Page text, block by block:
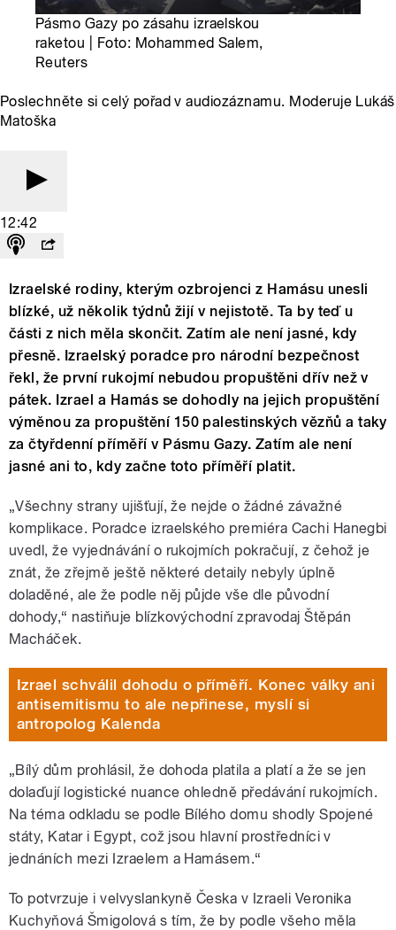
Pásmo Gazy po zásahu izraelskou
raketou | Foto: Mohammed Salem,
Reuters
Poslechněte si celý pořad v audiozáznamu. Moderuje Lukáš
Matoška
12:42
Izraelské rodiny, kterým ozbrojenci z Hamásu unesli
blízké, už několik týdnů žijí v nejistotě. Ta by teď u
části z nich měla skončit. Zatím ale není jasné, kdy
přesně. Izraelský poradce pro národní bezpečnost
řekl, že první rukojmí nebudou propuštěni dřív než v
pátek. Izrael a Hamás se dohodly na jejich propuštění
výměnou za propuštění 150 palestinských vězňů a taky
za čtyřdenní příměří v Pásmu Gazy. Zatím ale není
jasné ani to, kdy začne toto příměří platit.
„Všechny strany ujišťují, že nejde o žádné závažné
komplikace. Poradce izraelského premiéra Cachi Hanegbi
uvedl, že vyjednávání o rukojmích pokračují, z čehož je
znát, že zřejmě ještě některé detaily nebyly úplně
doladěné, ale že podle něj půjde vše dle původní
dohody,“ nastiňuje blízkovýchodní zpravodaj Štěpán
Macháček.
Izrael schválil dohodu o příměří. Konec války ani
antisemitismu to ale nepřinese, myslí si
antropolog Kalenda
„Bílý dům prohlásil, že dohoda platila a platí a že se jen
dolaďují logistické nuance ohledně předávání rukojmích.
Na téma odkladu se podle Bílého domu shodly Spojené
státy, Katar i Egypt, což jsou hlavní prostředníci v
jednáních mezi Izraelem a Hamásem.“
To potvrzuje i velvyslankyně Česka v Izraeli Veronika
Kuchyňová Šmigolová s tím, že by podle všeho měla